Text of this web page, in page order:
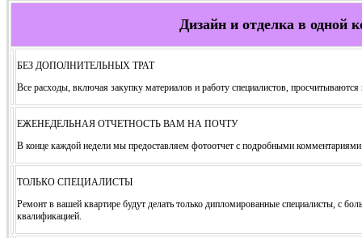
Дизайн и отделка в одной
БЕЗ ДОПОЛНИТЕЛЬНЫХ ТРАТ
Все расходы, включая закупку материалов и работу специалистов,
ЕЖЕНЕДЕЛЬНАЯ ОТЧЕТНОСТЬ ВАМ НА ПОЧТУ
В конце каждой недели мы предоставляем фотоотчет с подробными
ТОЛЬКО СПЕЦИАЛИСТЫ
Ремонт в вашей квартире будут делать только дипломированные специалисты, с
квалификацией.